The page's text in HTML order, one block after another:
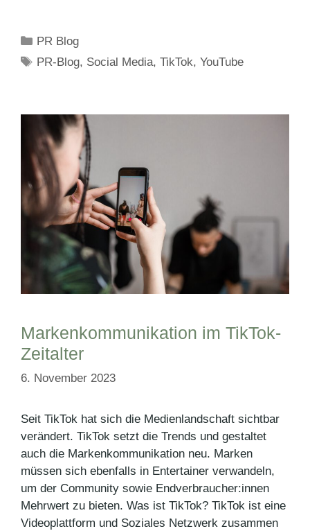
Kategorien
PR Blog
Schlagwörter
PR-Blog, Social Media,TikTok,YouTube
Markenkommunikation im TikTok-
Zeitalter
6. November 2023
Seit TikTok hat sich die Medienlandschaft sichtbar
verändert. TikTok setzt die Trends und gestaltet
auch die Markenkommunikation neu. Marken
müssen sich ebenfalls in Entertainer verwandeln,
um der Community sowie Endverbraucher:innen
Mehrwert zu bieten. Was ist TikTok? TikTok ist eine
Videoplattform und Soziales Netzwerk zusammen